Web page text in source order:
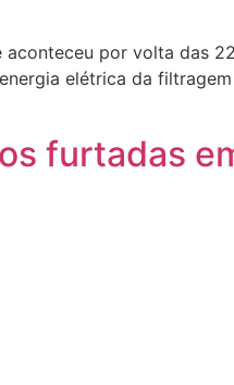
por volta das
elétrica da
furtadas